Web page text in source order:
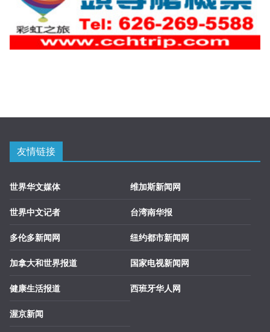
友情链接
世界华文媒体
世界中文记者
多伦多新闻网
加拿大和世界报道
健康生活报道
渥京新闻
维加斯新闻网
台湾南华报
纽约都市新闻网
国家电视新闻网
西班牙华人网